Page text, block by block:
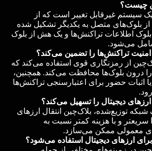
چیست؟
سیستم غیرقابل تغییر است که از
از بلوک‌های متصل به یکدیگر تشکیل شده
اطلاعات تراکنش‌ها و یک هش از بلوک
می‌شود.
تراکنش‌ها را تضمین می‌کند؟
از رمزنگاری قوی استفاده می‌کند که
را درون بلوک‌ها محافظت می‌کند. همچنین،
یا اثبات حضور برای اعتبارسنجی تراکنش‌ها
دیجیتال را تسهیل می‌کند؟
شبکه توزیع‌شده، بلاک‌چین انتقال ارزهای
سریعتر و با هزینه کمتر نسبت به
معمولی ممکن می‌سازد.
برای ارزهای دیجیتال استفاده می‌شود؟